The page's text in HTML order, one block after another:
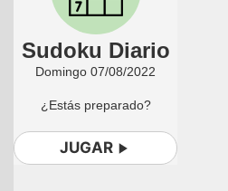
Sudoku Diario
Domingo 07/08/2022
¿Estás preparado?
JUGAR